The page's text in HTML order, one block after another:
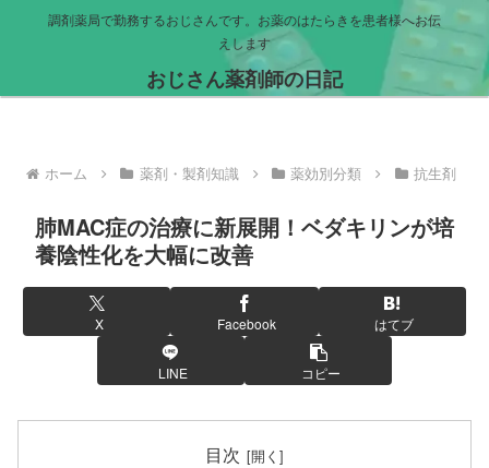
調剤薬局で勤務するおじさんです。お薬のはたらきを患者様へお伝
えします
おじさん薬剤師の日記
ホーム 薬剤・製剤知識 薬効別分類 抗生剤
肺MAC症の治療に新展開！ベダキリンが培
養陰性化を大幅に改善
X Facebook はてブ
LINE コピー
目次